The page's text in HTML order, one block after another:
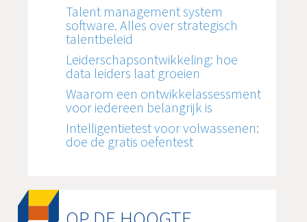
Talent management system
software. Alles over strategisch
talentbeleid
Leiderschapsontwikkeling: hoe
data leiders laat groeien
Waarom een ontwikkelassessment
voor iedereen belangrijk is
Intelligentietest voor volwassenen:
doe de gratis oefentest